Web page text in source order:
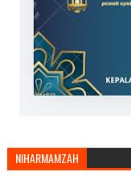
NIHARMAMZAH